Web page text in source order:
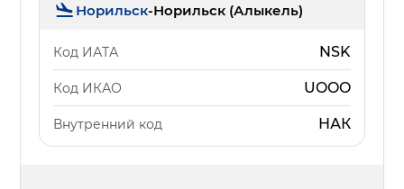
Норильск-Норильск (Алыкель)
Код ИАТА NSK
Код ИКАО UOOO
Внутренний код НАК